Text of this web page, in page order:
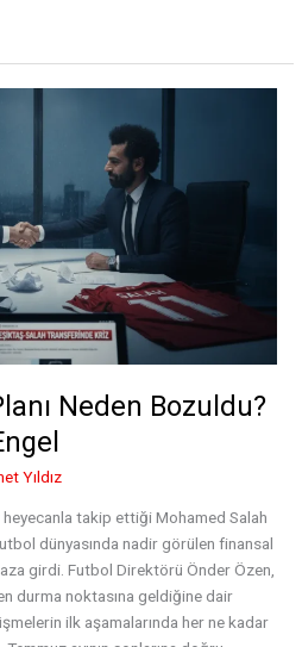
Neden Bozuldu?
Yıldız
heyecanla takip ettiği Mohamed Salah
dünyasında nadir görülen finansal
girdi. Futbol Direktörü Önder Özen,
durma noktasına geldiğine dair
ilk aşamalarında her ne kadar